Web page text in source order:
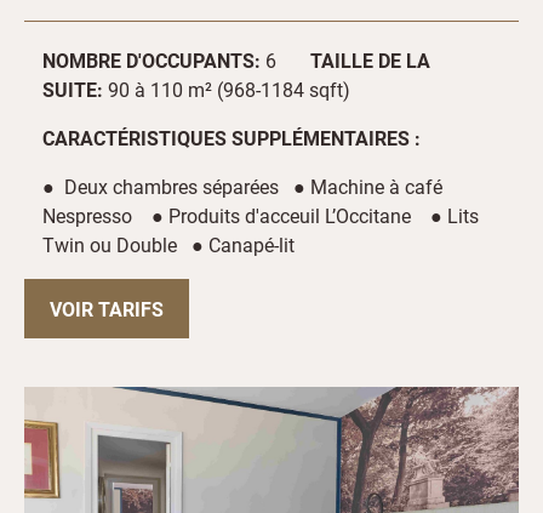
NOMBRE D'OCCUPANTS: 6 TAILLE DE LA
SUITE: 90 à 110 m² (968-1184 sqft)
CARACTÉRISTIQUES SUPPLÉMENTAIRES :
● Deux chambres séparées ● Machine à café
Nespresso ● Produits d'acceuil L’Occitane ● Lits
Twin ou Double ● Canapé-lit
VOIR TARIFS